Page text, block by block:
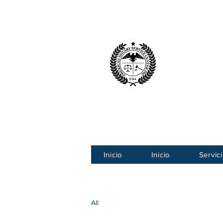
Inicio Inicio
All